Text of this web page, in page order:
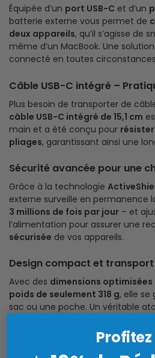
Équipée d’un port USB-C et d’un
batterie externe vous permet de
deux appareils, qu’il s’agisse de
même d’un MacBook. Une
connecté en toutes
Câble USB-C intégré –
Plus besoin de transporter de
câble USB-C intégré de 15,1 cm
main et a été conçu pour résister
pliages, garantissant ainsi une
Sécurité avancée pour une
Grâce à la technologie
externe surveille en permanence
3 millions de fois par jour – et
l’alimentation pour assurer une
sécurisée de vos appareils.
Design compact et
Avec des dimensions optimisées
poids de seulement 318 g, elle se
sac ou une poche. Un véritable
Une solution indispensable
Profitez